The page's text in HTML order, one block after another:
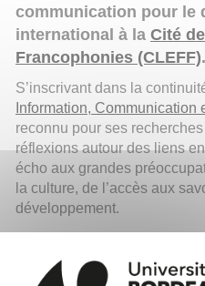
communication pour le
international à la Cité
Francophonies (CLEFF).
S’inscrivant dans la
Information, Communication
reconnu pour ses
réflexions autour des liens
écho aux grandes
la culture, de l’accès aux
développement.
Interroger les
Cette 14e édition entend